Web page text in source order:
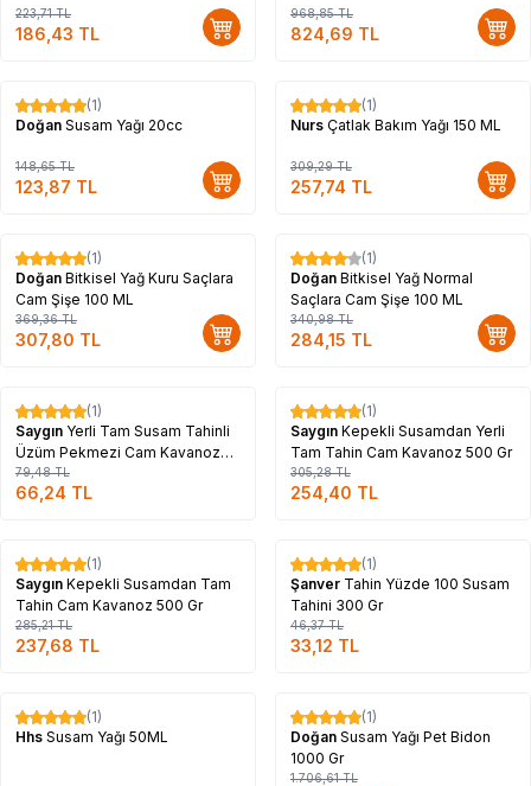
223,71TL
186,43 TL
968,85TL
824,69 TL
%17
(1)
Doğan Susam Yağı 20cc
148,65TL
123,87 TL
%17
(1)
Nurs Çatlak Bakım Yağı 150 ML
309,29TL
257,74 TL
%17
(1)
Doğan Bitkisel Yağ Kuru Saçlara
Cam Şişe 100 ML
369,36TL
307,80 TL
%17
(1)
Doğan Bitkisel Yağ Normal
Saçlara Cam Şişe 100 ML
340,98TL
284,15 TL
%17
(1)
Saygın Yerli Tam Susam Tahinli
Üzüm Pekmezi Cam Kavanoz
300 Gr
79,48TL
66,24 TL
%17
(1)
Saygın Kepekli Susamdan Yerli
Tam Tahin Cam Kavanoz 500 Gr
305,28TL
254,40 TL
%17
(1)
Saygın Kepekli Susamdan Tam
Tahin Cam Kavanoz 500 Gr
285,21TL
237,68 TL
%29
(1)
Şanver Tahin Yüzde 100 Susam
Tahini 300 Gr
46,37TL
33,12 TL
(1)
Hhs Susam Yağı 50ML
%16
(1)
Doğan Susam Yağı Pet Bidon
1000 Gr
1.706,61TL